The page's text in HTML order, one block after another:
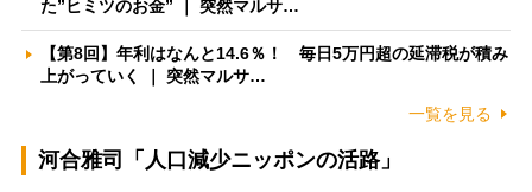
た”ヒミツのお金” ｜ 突然マルサ…
【第8回】年利はなんと14.6％！ 毎日5万円超の延滞税が積み
上がっていく ｜ 突然マルサ…
一覧を見る
河合雅司「人口減少ニッポンの活路」